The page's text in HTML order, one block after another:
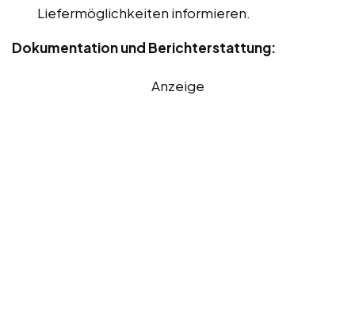
Liefermöglichkeiten informieren.
Dokumentation und Berichterstattung:
Anzeige